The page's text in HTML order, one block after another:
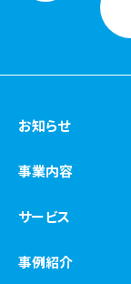
お知らせ
事業内容
サービス
事例紹介